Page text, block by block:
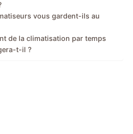
vous gardent-ils au
de la climatisation par temps
t-il ?